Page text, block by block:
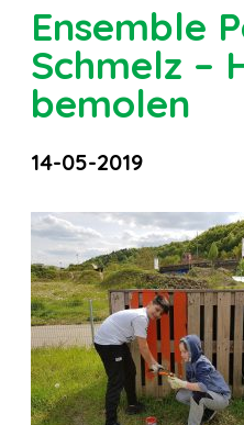
Ensemble
Schmelz –
bemolen
14-05-2019